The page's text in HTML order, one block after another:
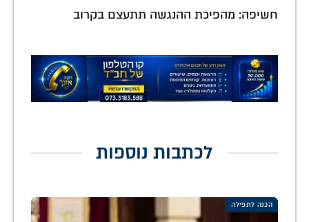
חשיפה: מהפיכת ההנגשה תתעצם בקרוב
לכתבות נוספות
הכנה לתפילה